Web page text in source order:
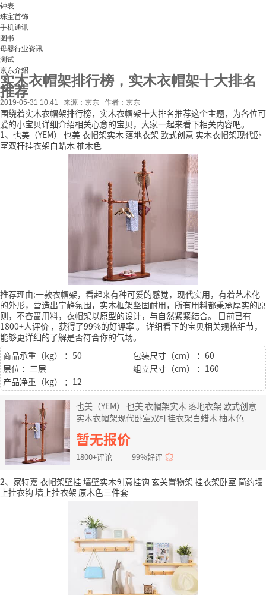
钟表
珠宝首饰
手机通讯
图书
母婴行业资讯
测试
京东介绍
实木衣帽架排行榜，实木衣帽架十大排名
推荐
2019-05-31 10:41 来源：京东 作者：京东
围绕着实木衣帽架排行榜，实木衣帽架十大排名推荐这个主题，为各位可
爱的小宝贝详细介绍相关心意的宝贝，大家一起来看下相关内容吧。
1、也美（YEM） 也美 衣帽架实木 落地衣架 欧式创意 实木衣帽架现代卧
室双杆挂衣架白蜡木 柚木色
推荐理由:一款衣帽架，看起来有种可爱的感觉，现代实用，有着艺术化
的外形，营造出宁静氛围，实木框架坚固耐用，所有用料都秉承厚实的原
则，不吝啬用料，衣帽架以原型的设计，与自然紧紧结合。
目前已有
1800+人评价 ，获得了99%的好评率。 详细看下的宝贝相关规格细节，
能够更详细的了解是否符合你的气场。
商品承重（kg） ：50
包装尺寸（cm） ：60
层位 ：三层
组立尺寸（cm） ：160
产品净重（kg） ：12
也美（YEM） 也美 衣帽架实木 落地衣架 欧式创意
实木衣帽架现代卧室双杆挂衣架白蜡木 柚木色
暂无报价
1800+评论 99%好评
2、家特嘉 衣帽架壁挂 墙壁实木创意挂钩 玄关置物架 挂衣架卧室 简约墙
上挂衣钩 墙上挂衣架 原木色三件套